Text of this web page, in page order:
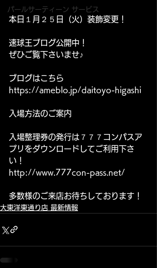
パールサーティーン サービス
本日１月２５日（火） 装飾変更！
速球王ブログ公開中！
ぜひご覧下さいませ♪
ブログはこちら
https://ameblo.jp/daitoyo-higashi
入場方法のご案内
入場整理券の発行は７７７コンパスア
プリをダウンロードしてご利用下さ
い！
http://www.777con-pass.net/
多数様のご来店お待ちしております！
大東洋東通り店 最新情報